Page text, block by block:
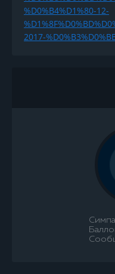
%D0%B4%D1%80-12-
2017-